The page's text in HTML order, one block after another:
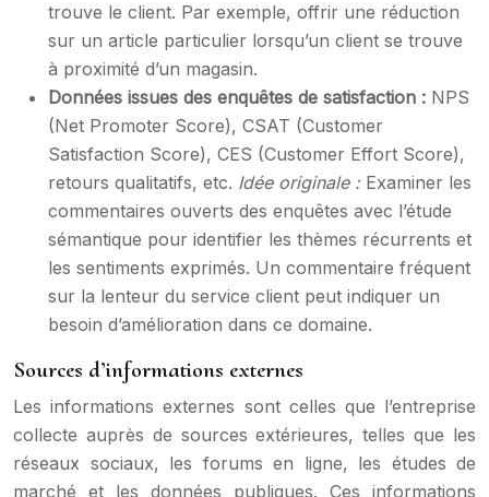
trouve le client. Par exemple, offrir une réduction
sur un article particulier lorsqu’un client se trouve
à proximité d’un magasin.
Données issues des enquêtes de satisfaction : NPS
(Net Promoter Score), CSAT (Customer
Satisfaction Score), CES (Customer Effort Score),
retours qualitatifs, etc. Idée originale : Examiner les
commentaires ouverts des enquêtes avec l’étude
sémantique pour identifier les thèmes récurrents et
les sentiments exprimés. Un commentaire fréquent
sur la lenteur du service client peut indiquer un
besoin d’amélioration dans ce domaine.
Sources d’informations externes
Les informations externes sont celles que l’entreprise
collecte auprès de sources extérieures, telles que les
réseaux sociaux, les forums en ligne, les études de
marché et les données publiques. Ces informations